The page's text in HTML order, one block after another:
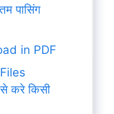
पासिंग
in PDF
करे किसी